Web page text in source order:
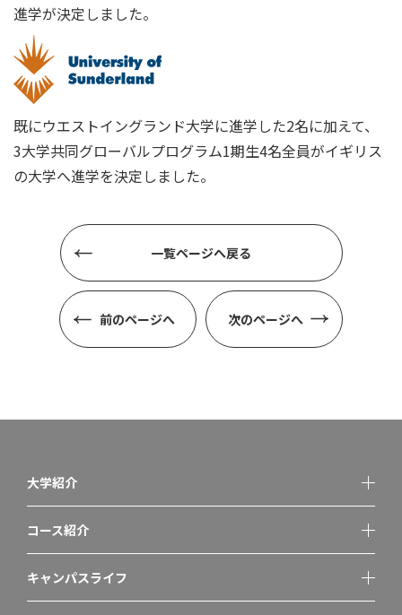
進学が決定しました。
既にウエストイングランド大学に進学した2名に加えて、
3大学共同グローバルプログラム1期生4名全員がイギリス
の大学へ進学を決定しました。
前のページへ
一覧ページへ戻る
次のページへ
大学紹介
コース紹介
キャンパスライフ